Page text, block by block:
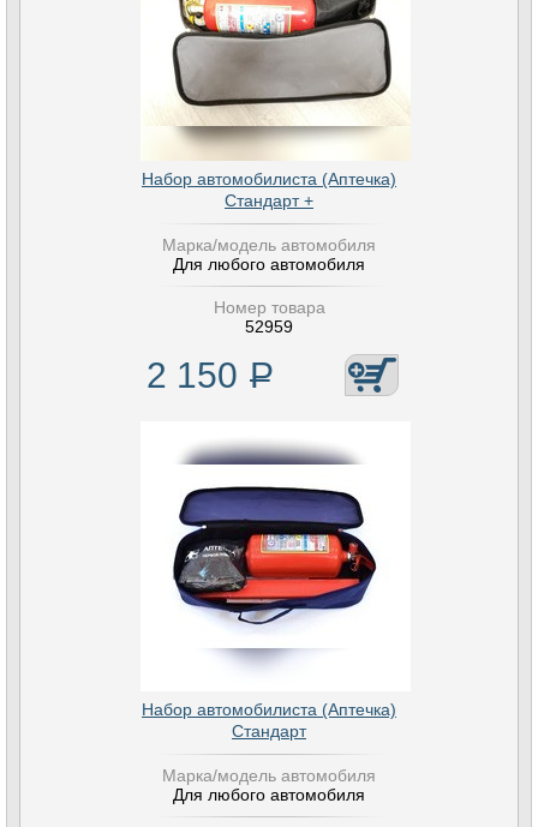
Набор автомобилиста (Аптечка)
Стандарт +
Марка/модель автомобиля
Для любого автомобиля
Номер товара
52959
2 150 Р
Набор автомобилиста (Аптечка)
Стандарт
Марка/модель автомобиля
Для любого автомобиля